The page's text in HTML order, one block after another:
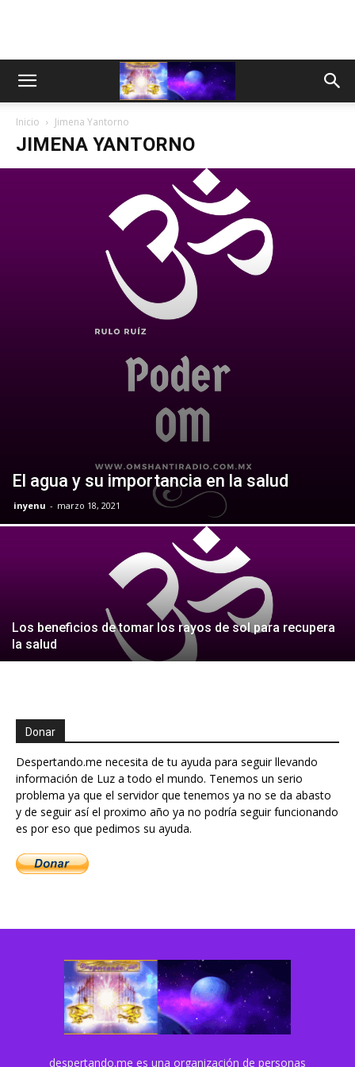
Inicio Jimena Yantorno
JIMENA YANTORNO
El agua y su importancia en la salud
inyenu - marzo 18, 2021
Los beneficios de tomar los rayos de sol para recupera
la salud
Donar
Despertando.me necesita de tu ayuda para seguir llevando
información de Luz a todo el mundo. Tenemos un serio
problema ya que el servidor que tenemos ya no se da abasto
y de seguir así el proximo año ya no podría seguir funcionando
es por eso que pedimos su ayuda.
despertando.me es una organización de personas